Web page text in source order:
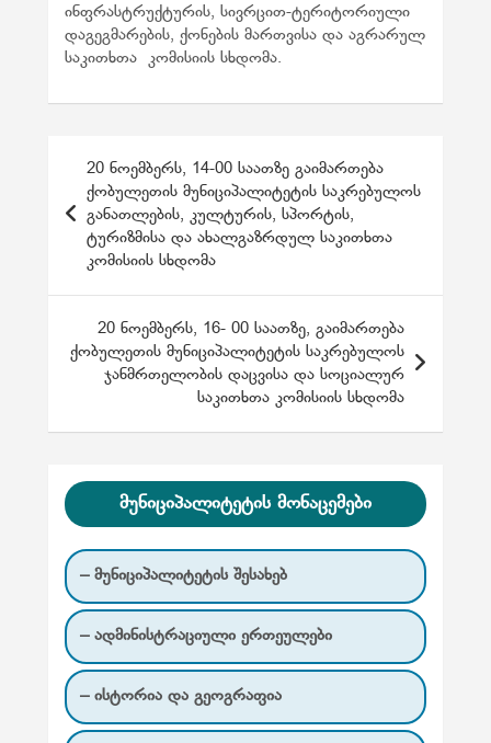
ინფრასტრუქტურის, სივრცით-ტერიტორიული
დაგეგმარების, ქონების მართვისა და აგრარულ
საკითხთა კომისიის სხდომა.
ი
ვ
20 ნოემბერს, 14-00 საათზე გაიმართება
ქობულეთის მუნიციპალიტეტის საკრებულოს
განათლების, კულტურის, სპორტის,
ტურიზმისა და ახალგაზრდულ საკითხთა
კომისიის სხდომა
20 ნოემბერს, 16- 00 საათზე, გაიმართება
ქობულეთის მუნიციპალიტეტის საკრებულოს
ჯანმრთელობის დაცვისა და სოციალურ
საკითხთა კომისიის სხდომა
მუნიციპალიტეტის მონაცემები
– მუნიციპალიტეტის შესახებ
– ადმინისტრაციული ერთეულები
– ისტორია და გეოგრაფია